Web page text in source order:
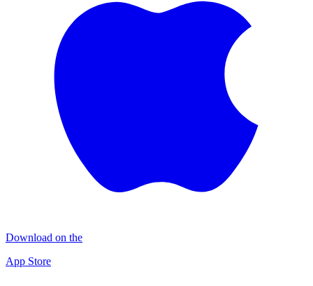
Download on the
App Store